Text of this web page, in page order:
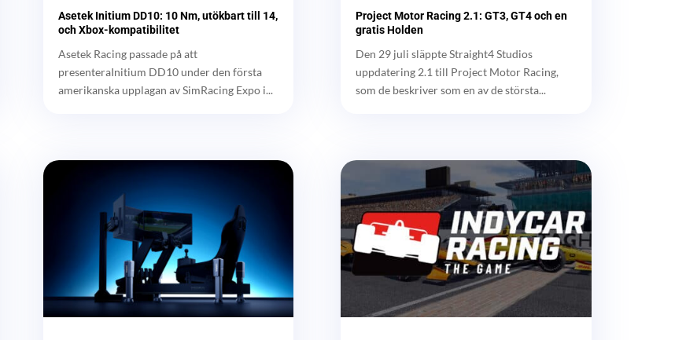
Asetek Initium DD10: 10 Nm, utökbart till 14,
och Xbox-kompatibilitet
Asetek Racing passade på att
presenteraInitium DD10 under den första
amerikanska upplagan av SimRacing Expo i...
Project Motor Racing 2.1: GT3, GT4 och en
gratis Holden
Den 29 juli släppte Straight4 Studios
uppdatering 2.1 till Project Motor Racing,
som de beskriver som en av de största...